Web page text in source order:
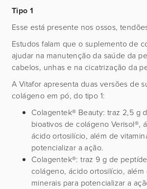
Tipo 1
Esse está presente nos ossos,
Estudos falam que o suplemento de
ajudar na manutenção da saúde da
cabelos, unhas e na cicatrização da
A Vitafor apresenta duas versões de
colágeno em pó, do tipo 1:
Colagentek® Beauty: traz 2,5 g
bioativos de colágeno Verisol®,
ácido ortosilício, além de
potencializar a ação.
Colagentek®: traz 9 g de
colágeno, ácido ortosilício, além
minerais para potencializar a